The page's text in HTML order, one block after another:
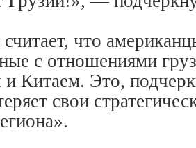
что
с отношениями
Китаем. Это,
свои